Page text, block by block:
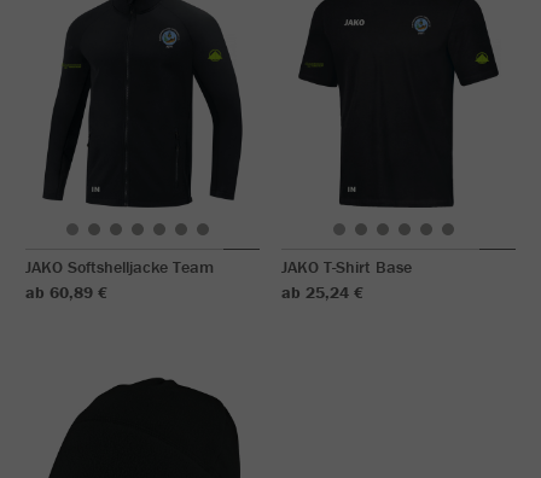
JAKO Softshelljacke Team
ab 60,89 €
JAKO T-Shirt Base
ab 25,24 €